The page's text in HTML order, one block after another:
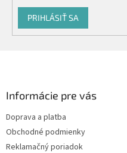
PRIHLÁSIŤ SA
Informácie pre vás
Doprava a platba
Obchodné podmienky
Reklamačný poriadok